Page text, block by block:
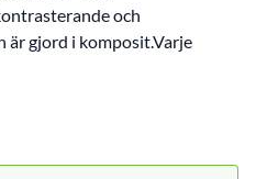
och
är gjord i komposit.Varje